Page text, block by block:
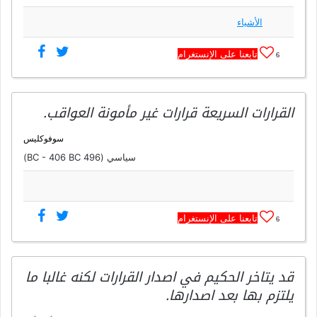
الأشياء
6 تابعنا على الإنستغرام
القرارات السريعة قرارات غير مأمونة العواقب.
سوفوكليس
سياسي (496 BC - 406 BC)
6 تابعنا على الإنستغرام
قد يتاخر الحكيم في اصدار القرارات لكنه غالبا ما
يلتزم بها بعد اصدارها.